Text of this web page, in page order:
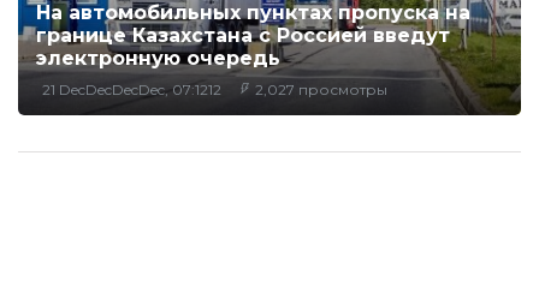
На автомобильных пунктах пропуска на
границе Казахстана с Россией введут
электронную очередь
21 DecDecDecDec, 07:1212 2,027 просмотры